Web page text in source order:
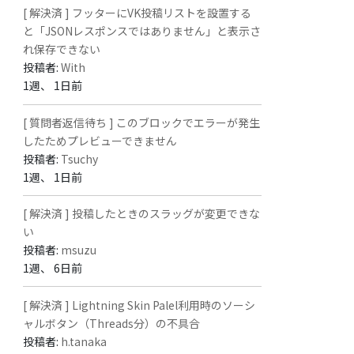
[ 解決済 ] フッターにVK投稿リストを設置する
と「JSONレスポンスではありません」と表示さ
れ保存できない
投稿者:With
1週、 1日前
[ 質問者返信待ち ] このブロックでエラーが発生
したためプレビューできません
投稿者: Tsuchy
1週、 1日前
[ 解決済 ] 投稿したときのスラッグが変更できな
い
投稿者: msuzu
1週、 6日前
[ 解決済 ] Lightning Skin Palel利用時のソーシ
ャルボタン（Threads分）の不具合
投稿者: h.tanaka